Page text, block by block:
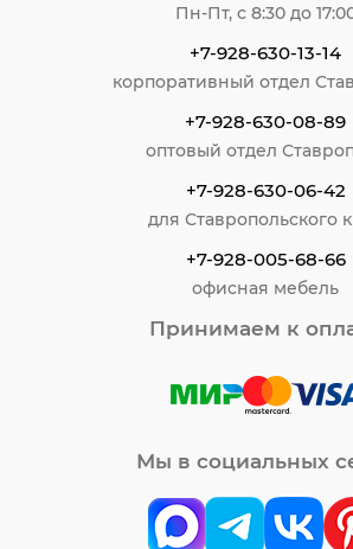
Пн-Пт, с 8:30 до
+7-928-630-13-14
корпоративный отдел
+7-928-630-08-89
оптовый отдел
+7-928-630-06-42
для Ставропольского
+7-928-005-68-66
офисная мебель
Принимаем к
Мы в социальных